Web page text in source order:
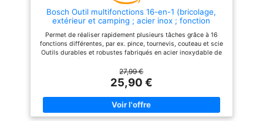
immédiatement : Inclus :
plateau de ponçage
delta, 18 feuilles
abrasives (bois/métal), 3
lames de scie
plâtre), 1 lame segment
HSS, 1 grattoir, raccord
pour aspiration des
poussières, et mallette de
1 lame droite bois/plastique, 1
lame demi-lune bimétal, 1 lame
demi-lune bois/plastique, 1
inox. De quoi rendre cet outil
multifonction polyvalent.
outils oscillants, 38 x
accessoires, 1 x manuel
Bosch Outil multifonctions 16-en-1 (bricolage,
extérieur et camping ; acier inox ; fonction
cutter, tournevis, couteau, scie, etc.)
Permet de réaliser rapidement plusieurs tâches grâce à 16
fonctions différentes, par ex. pince, tournevis, couteau et scie
Outils durables et robustes fabriqués en acier inoxydable de
haute qualité + alliage d'acier inox à haute teneur en carbone
Revêtement Softgrip pour un maniement et un contrôle aisés,
tandis que le système de verrouillage vous permet de travail
en toute sérénité Housse pratique facilitant le stockage et le
transport Contenu de la livraison : Outil multifonctions 16-en-1,
housse de rangement
27,99 €
25,90 €